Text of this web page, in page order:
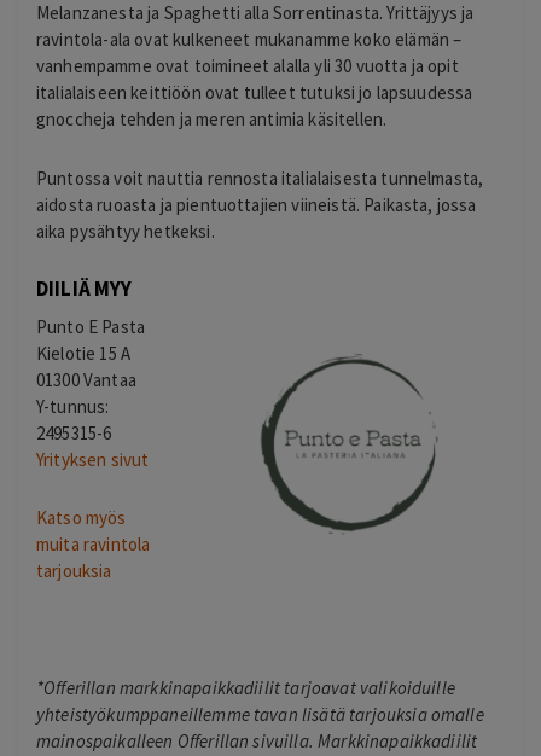
Melanzanesta ja Spaghetti alla Sorrentinasta. Yrittäjyys ja
ravintola-ala ovat kulkeneet mukanamme koko elämän –
vanhempamme ovat toimineet alalla yli 30 vuotta ja opit
italialaiseen keittiöön ovat tulleet tutuksi jo lapsuudessa
gnoccheja tehden ja meren antimia käsitellen.
Puntossa voit nauttia rennosta italialaisesta tunnelmasta,
aidosta ruoasta ja pientuottajien viineistä. Paikasta, jossa
aika pysähtyy hetkeksi.
DIILIÄ MYY
Punto E Pasta
Kielotie 15 A
01300 Vantaa
Y-tunnus:
2495315-6
Yrityksen sivut
Katso myös
muita ravintola
tarjouksia
*Offerillan markkinapaikkadiilit tarjoavat valikoiduille
yhteistyökumppaneillemme tavan lisätä tarjouksia omalle
mainospaikalleen Offerillan sivuilla. Markkinapaikkadiilit